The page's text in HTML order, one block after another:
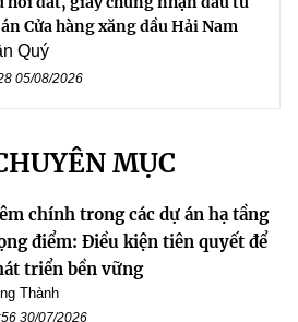
Cửa hàng xăng dầu Hải Nam
Quý
05/08/2026
MỤC
chính trong các dự án hạ tầng
điểm: Điều kiện tiên quyết để
triển bền vững
Thành
30/07/2026